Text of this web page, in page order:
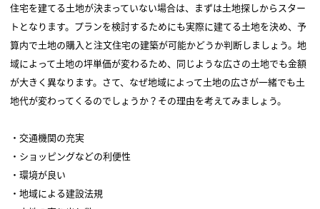
住宅を建てる土地が決まっていない場合は、まずは土地探しからスター
トとなります。プランを検討するためにも実際に建てる土地を決め、予
算内で土地の購入と注文住宅の建築が可能かどうか判断しましょう。地
域によって土地の坪単価が変わるため、同じような広さの土地でも金額
が大きく異なります。さて、なぜ地域によって土地の広さが一緒でも土
地代が変わってくるのでしょうか？その理由を考えてみましょう。
・交通機関の充実
・ショッピングなどの利便性
・環境が良い
・地域による建設法規